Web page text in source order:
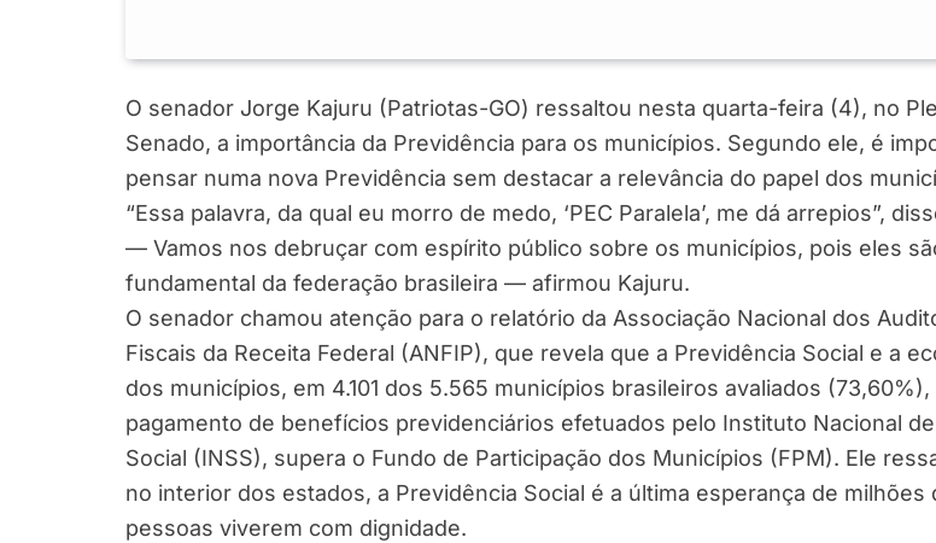
O senador Jorge Kajuru (Patriotas-GO) ressaltou nesta quarta-feira (4), no
Senado, a importância da Previdência para os municípios. Segundo ele, é
pensar numa nova Previdência sem destacar a relevância do papel dos
“Essa palavra, da qual eu morro de medo, ‘PEC Paralela’, me dá arrepios”,
— Vamos nos debruçar com espírito público sobre os municípios, pois eles
fundamental da federação brasileira — afirmou Kajuru.
O senador chamou atenção para o relatório da Associação Nacional dos
Fiscais da Receita Federal (ANFIP), que revela que a Previdência Social e a
dos municípios, em 4.101 dos 5.565 municípios brasileiros avaliados (73,60%),
pagamento de benefícios previdenciários efetuados pelo Instituto Nacional
Social (INSS), supera o Fundo de Participação dos Municípios (FPM). Ele
no interior dos estados, a Previdência Social é a última esperança de milhões
pessoas viverem com dignidade.